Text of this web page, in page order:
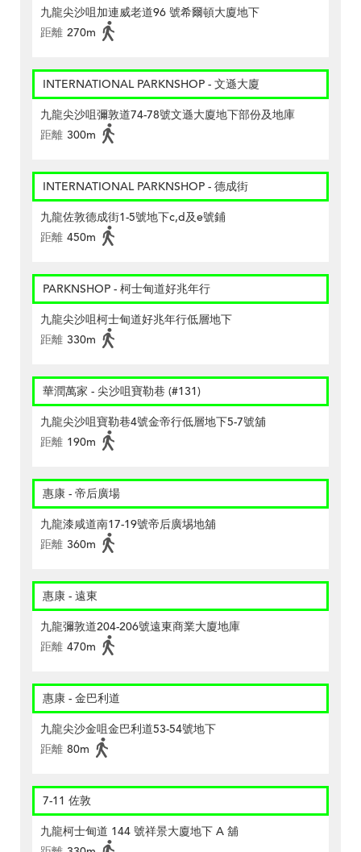
九龍尖沙咀加連威老道96 號希爾頓大廈地下
距離 270m
INTERNATIONAL PARKNSHOP - 文遜大廈
九龍尖沙咀彌敦道74-78號文遜大廈地下部份及地庫
距離 300m
INTERNATIONAL PARKNSHOP - 德成街
九龍佐敦德成街1-5號地下c,d及e號鋪
距離 450m
PARKNSHOP - 柯士甸道好兆年行
九龍尖沙咀柯士甸道好兆年行低層地下
距離 330m
華潤萬家 - 尖沙咀寶勒巷 (#131)
九龍尖沙咀寶勒巷4號金帝行低層地下5-7號舖
距離 190m
惠康 - 帝后廣場
九龍漆咸道南17-19號帝后廣埸地舖
距離 360m
惠康 - 遠東
九龍彌敦道204-206號遠東商業大廈地庫
距離 470m
惠康 - 金巴利道
九龍尖沙金咀金巴利道53-54號地下
距離 80m
7-11 佐敦
九龍柯士甸道 144 號祥景大廈地下 A 舖